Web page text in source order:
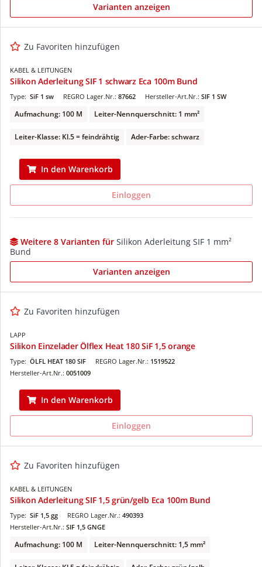
Varianten anzeigen
Zu Favoriten hinzufügen
KABEL & LEITUNGEN
Silikon Aderleitung SIF 1 schwarz Eca 100m Bund
REGRO Lager.Nr.: 87662
Type: SiF 1 sw Hersteller-Art.Nr.: SIF 1 SW
Aufmachung: 100 M Leiter-Nennquerschnitt: 1 mm²
Leiter-Klasse: Kl.5 = feindrähtig Ader-Farbe: schwarz
In den Warenkorb
Einloggen
Weitere 8 Varianten für Silikon Aderleitung SIF 1 mm²
Bund
Varianten anzeigen
Zu Favoriten hinzufügen
LAPP
Silikon Einzelader Ölflex Heat 180 SiF 1,5 orange
REGRO Lager.Nr.: 1519522
Type: ÖLFL HEAT 180 SIF
Hersteller-Art.Nr.: 0051009
In den Warenkorb
Einloggen
Zu Favoriten hinzufügen
KABEL & LEITUNGEN
Silikon Aderleitung SIF 1,5 grün/gelb Eca 100m Bund
REGRO Lager.Nr.: 490393
Type: SiF 1,5 gg
Hersteller-Art.Nr.: SIF 1,5 GNGE
Aufmachung: 100 M Leiter-Nennquerschnitt: 1,5 mm²